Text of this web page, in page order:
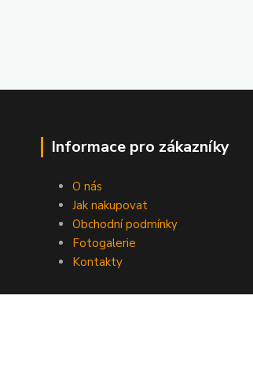
Informace pro zákazníky
O nás
Jak nakupovat
Obchodní podmínky
Fotogalerie
Kontakty